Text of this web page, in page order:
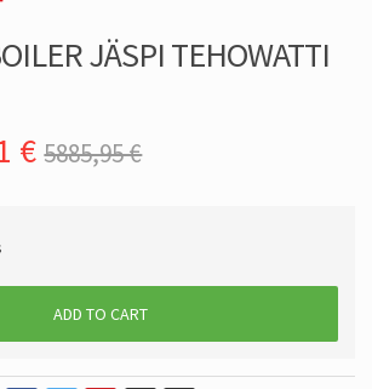
JÄSPI TEHOWATTI
€ 5885,95 €
ADD TO CART